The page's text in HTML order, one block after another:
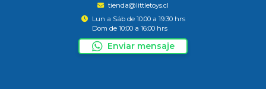
tienda@littletoys.cl
Lun a Sáb de 10:00 a 19:30 hrs
Dom de 10:00 a 16:00 hrs
Enviar mensaje